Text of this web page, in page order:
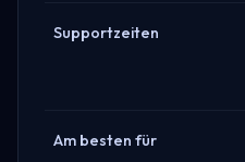
Supportzeiten
Am besten für